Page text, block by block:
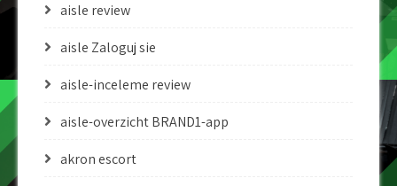
aisle review
aisle Zaloguj sie
aisle-inceleme review
aisle-overzicht BRAND1-app
akron escort